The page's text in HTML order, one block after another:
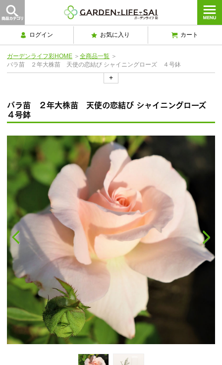
ログイン お気に入り カート
ガーデンライフ彩HOME ＞ 全商品一覧 ＞
バラ苗 ２年大株苗 天使の恋結び シャイニングローズ ４号鉢
+
バラ苗 ２年大株苗 天使の恋結び シャイニングローズ
４号鉢